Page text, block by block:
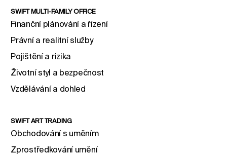
SWIFT MULTI-FAMILY OFFICE
Finanční plánování a řízení
Právní a realitní služby
Pojištění a rizika
Životní styl a bezpečnost
Vzdělávání a dohled
SWIFT ART TRADING
Obchodování s uměním
Zprostředkování umění